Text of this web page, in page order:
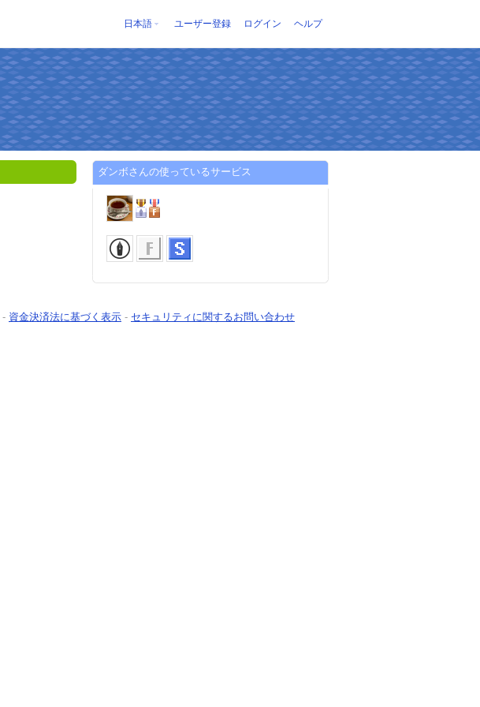
日本語 ユーザー登録 ログイン ヘルプ
ダンボさんの使っているサービス
- 資金決済法に基づく表示 - セキュリティに関するお問い合わせ